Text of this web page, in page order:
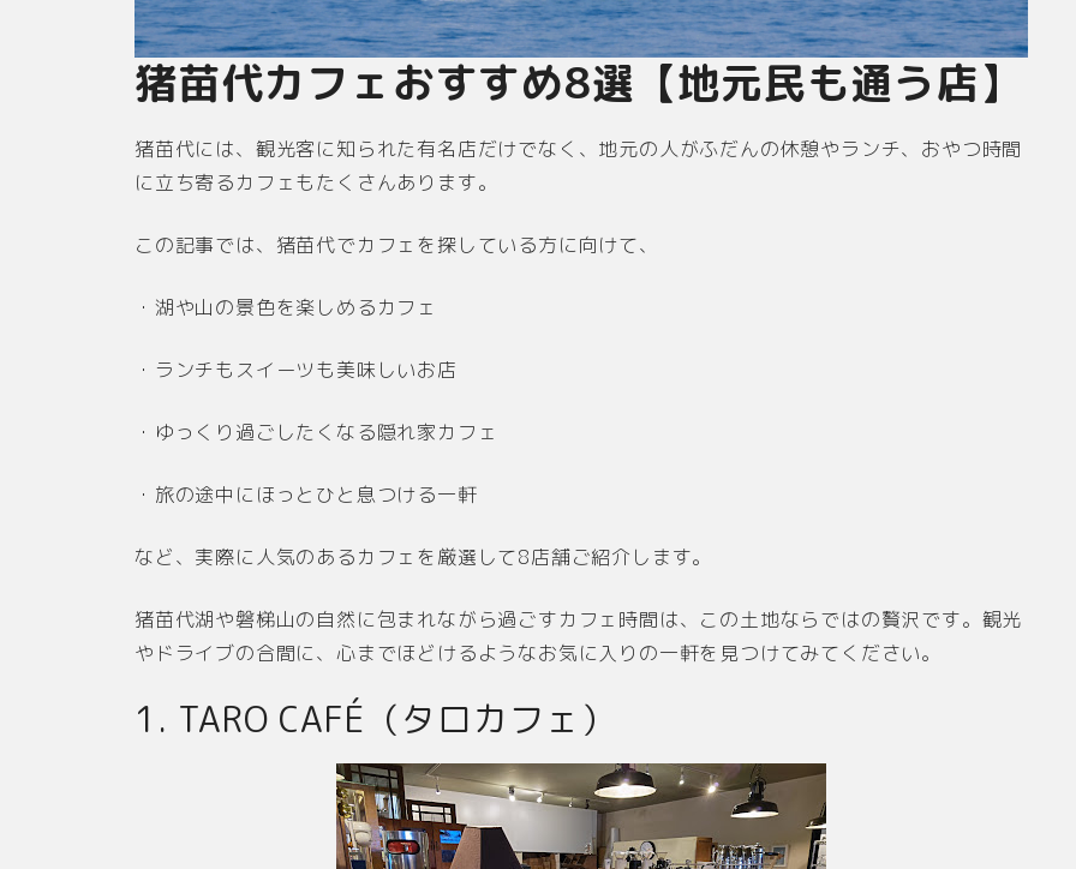
猪苗代カフェおすすめ8選【地元民も通う店】
猪苗代には、観光客に知られた有名店だけでなく、地元の人がふだんの休憩やランチ、おやつ時間
に立ち寄るカフェもたくさんあります。
この記事では、猪苗代でカフェを探している方に向けて、
・湖や山の景色を楽しめるカフェ
・ランチもスイーツも美味しいお店
・ゆっくり過ごしたくなる隠れ家カフェ
・旅の途中にほっとひと息つける一軒
など、実際に人気のあるカフェを厳選して8店舗ご紹介します。
猪苗代湖や磐梯山の自然に包まれながら過ごすカフェ時間は、この土地ならではの贅沢です。観光
やドライブの合間に、心までほどけるようなお気に入りの一軒を見つけてみてください。
1. TARO CAFÉ（タロカフェ）